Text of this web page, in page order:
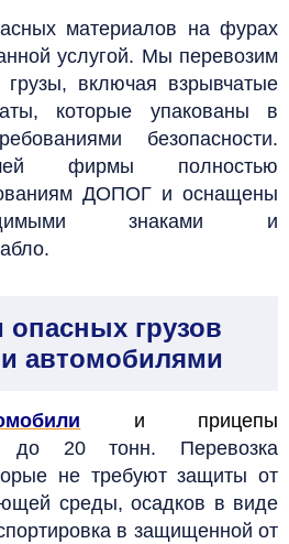
материалов на фурах
услугой. Мы перевозим
включая взрывчатые
которые упакованы в
безопасности.
фирмы полностью
ДОПОГ и оснащены
знаками и
опасных грузов
автомобилями
и прицепы
до 20 тонн. Перевозка
не требуют защиты от
среды, осадков в виде
в защищенной от